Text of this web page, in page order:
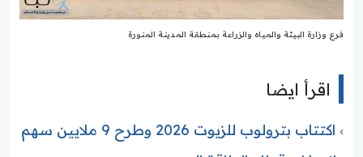
فرع وزارة البيئة والمياه والزراعة بمنطقة المدينة المنورة
اقرأ ايضا
اكتتاب بترولوب للزيوت 2026 وطرح 9 ملايين سهم